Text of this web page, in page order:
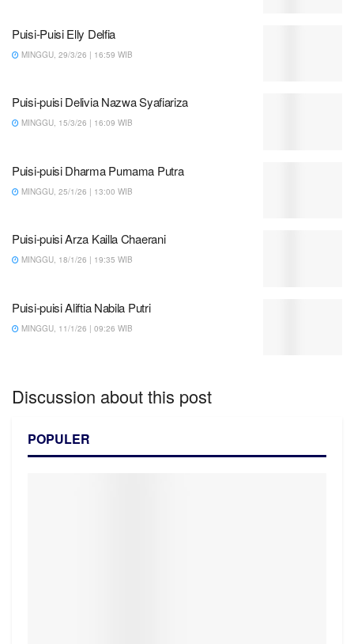
Puisi-Puisi Elly Delfia
MINGGU, 29/3/26 | 16:59 WIB
Puisi-puisi Delivia Nazwa Syafiariza
MINGGU, 15/3/26 | 16:09 WIB
Puisi-puisi Dharma Purnama Putra
MINGGU, 25/1/26 | 13:00 WIB
Puisi-puisi Arza Kailla Chaerani
MINGGU, 18/1/26 | 19:35 WIB
Puisi-puisi Aliftia Nabila Putri
MINGGU, 11/1/26 | 09:26 WIB
Discussion about this post
POPULER